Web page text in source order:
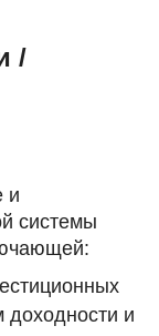
/
и
системы
доходности и